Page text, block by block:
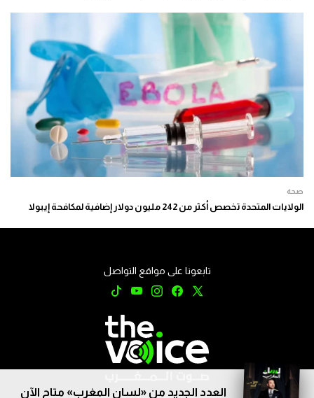
صحة
الولايات المتحدة تخصص أكثر من 242 مليون دولار إضافية لمكافحة إيبولا
العدد الجديد من «لسان المغرب» متاح الآن
تابعونا على مواقع التواصل